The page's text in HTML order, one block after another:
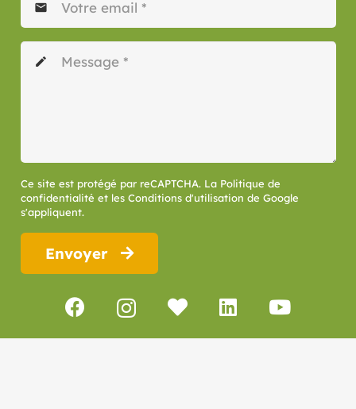
mail
edit
Ce site est protégé par reCAPTCHA. La Politique de
confidentialité et les Conditions d'utilisation de Google
s'appliquent.
Envoyer